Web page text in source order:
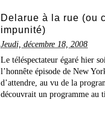
Delarue à la rue (ou
impunité)
Jeudi, décembre 18, 2008
Le téléspectateur égaré hier
l’honnête épisode de New
d’attendre, au vu de la
découvrait un programme